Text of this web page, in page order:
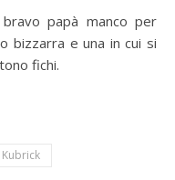
papà manco per
bizzarra e una in cui si
fichi.
Kubrick